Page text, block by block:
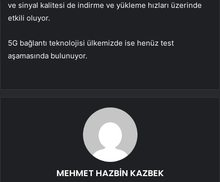
ve sinyal kalitesi de indirme ve yükleme hızları üzerinde
etkili oluyor.
5G bağlantı teknolojisi ülkemizde ise henüz test
aşamasında bulunuyor.
MEHMET HAZBİN KAZBEK